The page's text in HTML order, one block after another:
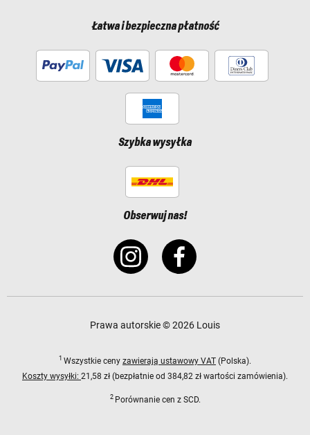
Łatwa i bezpieczna płatność
Szybka wysyłka
Obserwuj nas!
Prawa autorskie © 2026 Louis
1 Wszystkie ceny zawierają ustawowy VAT (Polska).
Koszty wysyłki: 21,58 zł (bezpłatnie od 384,82 zł wartości zamówienia).
2 Porównanie cen z SCD.